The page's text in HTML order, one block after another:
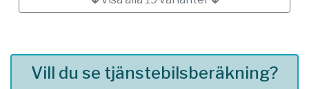
Vill du se tjänstebilsberäkning?